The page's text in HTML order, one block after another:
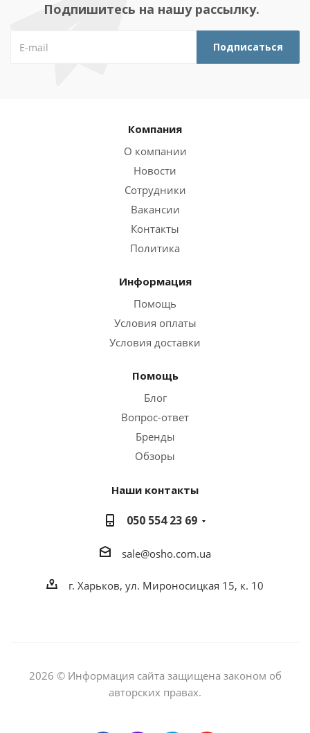
Подпишитесь на нашу рассылку.
Компания
О компании
Новости
Сотрудники
Вакансии
Контакты
Политика
Информация
Помощь
Условия оплаты
Условия доставки
Помощь
Блог
Вопрос-ответ
Бренды
Обзоры
Наши контакты
050 554 23 69
sale@osho.com.ua
г. Харьков, ул. Мироносицкая 15, к. 10
2026 © Информация сайта защищена законом об
авторских правах.